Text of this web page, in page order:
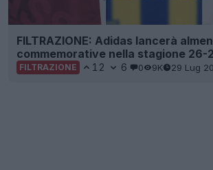
FILTRAZIONE: Adidas lancerà
commemorative nella stagione 26-
FILTRAZIONE 12 6 0 9K 29 Lug